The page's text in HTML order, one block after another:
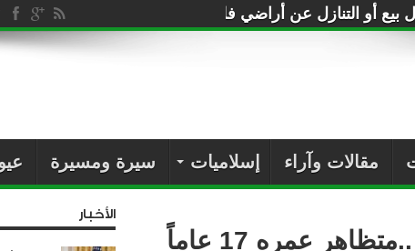
أو التنازل عن أراضي فلسطين للصهاينة
مقالات وآراء إسلاميات سيرة ومسيرة
الذكرى الثالثة لمجزرة القرن ..متظاهر عمره 17 عاماً
الأخبار